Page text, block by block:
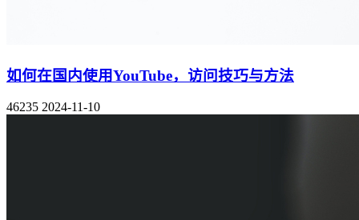
如何在国内使用YouTube，访问技巧与方法
46235 2024-11-10